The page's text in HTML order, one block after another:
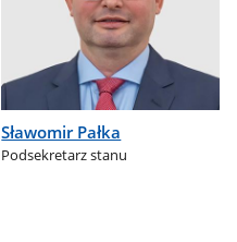
Sławomir Pałka
Podsekretarz stanu